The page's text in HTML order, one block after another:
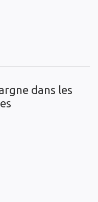
dans les